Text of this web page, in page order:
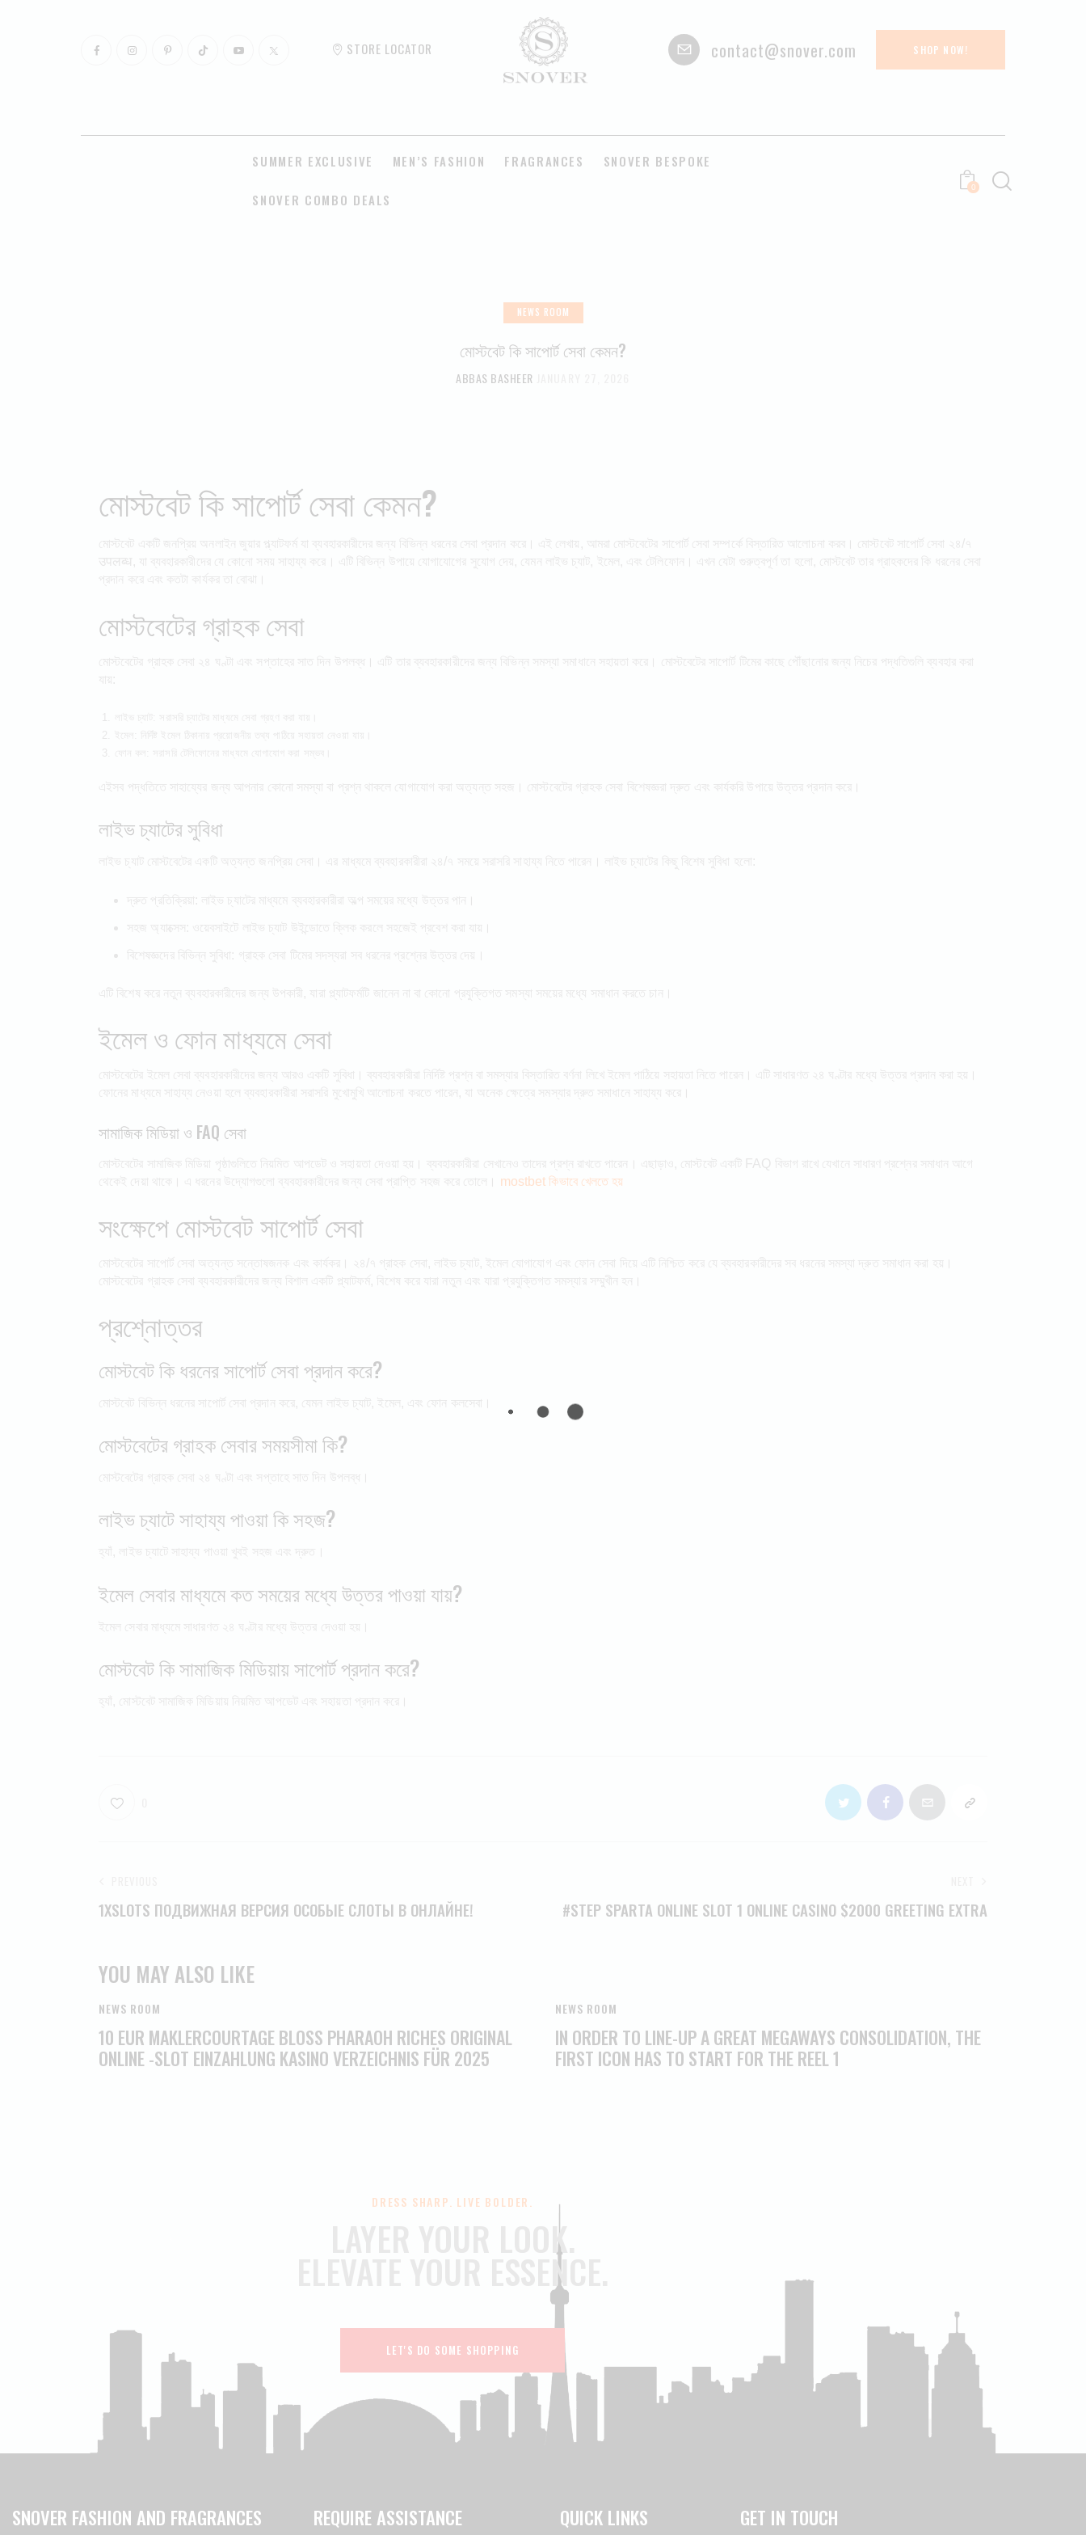
STORE LOCATOR contact@snover.com SHOP NOW!
SUMMER EXCLUSIVE MEN’S FASHION FRAGRANCES SNOVER BESPOKE
SNOVER COMBO DEALS
0
NEWS ROOM
মোস্টবেট কি সাপোর্ট সেবা কেমন?
ABBAS BASHEER
মোস্টবেট কি সাপোর্ট সেবা কেমন?
মোস্টবেট একটি জনপ্রিয় অনলাইন জুয়ার প্ল্যাটফর্ম যা ব্যবহারকারীদের জন্য বিভিন্ন ধরনের সেবা প্রদান করে। এই লেখায়, আমরা মোস্টবেটের সাপোর্ট সেবা সম্পর্কে বিস্তারিত আলোচনা করব। মোস্টবেট সাপোর্ট সেবা ২৪/৭
उपलब्ध, যা ব্যবহারকারীদের যে কোনো সময় সাহায্য করে। এটি বিভিন্ন উপায়ে যোগাযোগের সুযোগ দেয়, যেমন লাইভ চ্যাট, ইমেল, এবং টেলিফোন। এখন যেটা গুরুত্বপূর্ণ তা হলো, মোস্টবেট তার গ্রাহকদের কি ধরনের সেবা
প্রদান করে এবং কতটা কার্যকর তা বোঝা।
মোস্টবেটের গ্রাহক সেবা
মোস্টবেটের গ্রাহক সেবা ২৪ ঘণ্টা এবং সপ্তাহের সাত দিন উপলব্ধ। এটি তার ব্যবহারকারীদের জন্য বিভিন্ন সমস্যা সমাধানে সহায়তা করে। মোস্টবেটের সাপোর্ট টিমের কাছে পৌঁছানোর জন্য নিচের পদ্ধতিগুলি ব্যবহার করা
যায়:
এইসব পদ্ধতিতে সাহায্যের জন্য আপনার কোনো সমস্যা বা প্রশ্ন থাকলে যোগাযোগ করা অত্যন্ত সহজ। মোস্টবেটের গ্রাহক সেবা বিশেষজ্ঞরা দ্রুত এবং কার্যকরি উপায়ে উত্তর প্রদান করে।
লাইভ চ্যাটের সুবিধা
লাইভ চ্যাট মোস্টবেটের একটি অত্যন্ত জনপ্রিয় সেবা। এর মাধ্যমে ব্যবহারকারীরা ২৪/৭ সময়ে সরাসরি সাহায্য নিতে পারেন। লাইভ চ্যাটের কিছু বিশেষ সুবিধা হলো:
দ্রুত প্রতিক্রিয়া: লাইভ চ্যাটের মাধ্যমে ব্যবহারকারীরা অল্প সময়ের মধ্যে উত্তর পান।
সহজ অ্যাক্সেস: ওয়েবসাইটে লাইভ চ্যাট উইন্ডোতে ক্লিক করলে সহজেই প্রবেশ করা যায়।
বিশেষজ্ঞদের বিভিন্ন সুবিধা: গ্রাহক সেবা টিমের সদস্যরা সব ধরনের প্রশ্নের উত্তর দেয়।
এটি বিশেষ করে নতুন ব্যবহারকারীদের জন্য উপকারী, যারা প্ল্যাটফর্মটি জানেন না বা কোনো প্রযুক্তিগত সমস্যা সময়ের মধ্যে সমাধান করতে চান।
ইমেল ও ফোন মাধ্যমে সেবা
মোস্টবেটের ইমেল সেবা ব্যবহারকারীদের জন্য আরও একটি সুবিধা। ব্যবহারকারীরা নির্দিষ্ট প্রশ্ন বা সমস্যার বিস্তারিত বর্ণনা লিখে ইমেল পাঠিয়ে সহায়তা নিতে পারেন। এটি সাধারণত ২৪ ঘণ্টার মধ্যে উত্তর প্রদান করা হয়।
ফোনের মাধ্যমে সাহায্য নেওয়া হলে ব্যবহারকারীরা সরাসরি মুখোমুখি আলোচনা করতে পারেন, যা অনেক ক্ষেত্রে সমস্যার দ্রুত সমাধানে সাহায্য করে।
সামাজিক মিডিয়া ও FAQ সেবা
মোস্টবেটের সামাজিক মিডিয়া পৃষ্ঠাগুলিতে নিয়মিত আপডেট ও সহায়তা দেওয়া হয়। ব্যবহারকারীরা সেখানেও তাদের প্রশ্ন রাখতে পারেন। এছাড়াও, মোস্টবেট একটি FAQ বিভাগ রাখে যেখানে সাধারণ প্রশ্নের সমাধান আগে
থেকেই দেয়া থাকে। এ ধরনের উদ্যোগগুলো ব্যবহারকারীদের জন্য সেবা প্রাপ্তি সহজ করে তোলে। mostbet কিভাবে খেলতে হয়
সংক্ষেপে মোস্টবেট সাপোর্ট সেবা
মোস্টবেটের সাপোর্ট সেবা অত্যন্ত সন্তোষজনক এবং কার্যকর। ২৪/৭ গ্রাহক সেবা, লাইভ চ্যাট, ইমেল যোগাযোগ এবং ফোন সেবা দিয়ে এটি নিশ্চিত করে যে ব্যবহারকারীদের সব ধরনের সমস্যা দ্রুত সমাধান করা হয়।
মোস্টবেটের গ্রাহক সেবা ব্যবহারকারীদের জন্য বিশাল একটি প্ল্যাটফর্ম, বিশেষ করে যারা নতুন এবং যারা প্রযুক্তিগত সমস্যার সম্মুখীন হন।
প্রশ্নোত্তর
মোস্টবেট কি ধরনের সাপোর্ট সেবা প্রদান করে?
মোস্টবেট বিভিন্ন ধরনের সাপোর্ট সেবা প্রদান করে, যেমন লাইভ চ্যাট, ইমেল, এবং ফোন কলসেবা।
মোস্টবেটের গ্রাহক সেবার সময়সীমা কি?
মোস্টবেটের গ্রাহক সেবা ২৪ ঘণ্টা এবং সপ্তাহে সাত দিন উপলব্ধ।
লাইভ চ্যাটে সাহায্য পাওয়া কি সহজ?
হ্যাঁ, লাইভ চ্যাটে সাহায্য পাওয়া খুবই সহজ এবং দ্রুত।
ইমেল সেবার মাধ্যমে কত সময়ের মধ্যে উত্তর পাওয়া যায়?
ইমেল সেবার মাধ্যমে সাধারণত ২৪ ঘণ্টার মধ্যে উত্তর দেওয়া হয়।
মোস্টবেট কি সামাজিক মিডিয়ায় সাপোর্ট প্রদান করে?
হ্যাঁ, মোস্টবেট সামাজিক মিডিয়ায় নিয়মিত আপডেট এবং সহায়তা প্রদান করে।
1XSLOTS ПОДВИЖНАЯ ВЕРСИЯ ОСОБЫЕ СЛОТЫ В ОНЛАЙНЕ! #STEP SPARTA ONLINE SLOT 1 ONLINE CASINO $2000 GREETING EXTRA
YOU MAY ALSO LIKE
NEWS ROOM
10 EUR MAKLERCOURTAGE BLOSS PHARAOH RICHES ORIGINAL O
NLINE -SLOT EINZAHLUNG KASINO VERZEICHNIS FÜR 2025
NEWS ROOM
IN ORDER TO LINE-UP A GREAT MEGAWAYS CONSOLIDATION, THE
FIRST ICON HAS TO START FOR THE REEL 1
DRESS SHARP. LIVE BOLDER.
LAYER YOUR LOOK.
ELEVATE YOUR ESSENCE.
LET'S DO SOME SHOPPING
SNOVER FASHION AND FRAGRANCES REQUIRE ASSISTANCE QUICK LINKS GET IN TOUCH